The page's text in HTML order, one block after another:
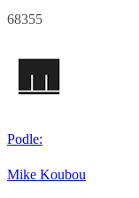
68355
Podle:
Mike Koubou